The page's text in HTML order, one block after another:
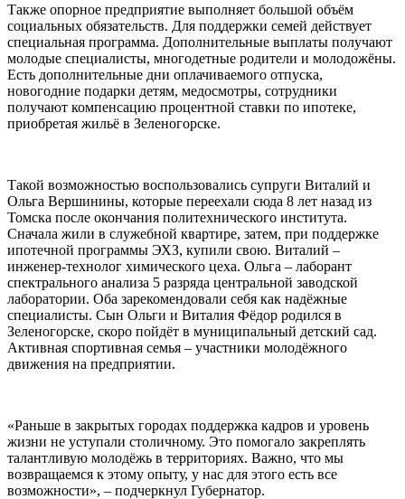
Также опорное предприятие выполняет большой объём
социальных обязательств. Для поддержки семей действует
специальная программа. Дополнительные выплаты получают
молодые специалисты, многодетные родители и молодожёны.
Есть дополнительные дни оплачиваемого отпуска,
новогодние подарки детям, медосмотры, сотрудники
получают компенсацию процентной ставки по ипотеке,
приобретая жильё в Зеленогорске.
Такой возможностью воспользовались супруги Виталий и
Ольга Вершинины, которые переехали сюда 8 лет назад из
Томска после окончания политехнического института.
Сначала жили в служебной квартире, затем, при поддержке
ипотечной программы ЭХЗ, купили свою. Виталий –
инженер-технолог химического цеха. Ольга – лаборант
спектрального анализа 5 разряда центральной заводской
лаборатории. Оба зарекомендовали себя как надёжные
специалисты. Сын Ольги и Виталия Фёдор родился в
Зеленогорске, скоро пойдёт в муниципальный детский сад.
Активная спортивная семья – участники молодёжного
движения на предприятии.
«Раньше в закрытых городах поддержка кадров и уровень
жизни не уступали столичному. Это помогало закреплять
талантливую молодёжь в территориях. Важно, что мы
возвращаемся к этому опыту, у нас для этого есть все
возможности», – подчеркнул Губернатор.